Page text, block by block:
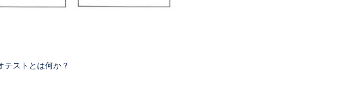
テストとは何か？